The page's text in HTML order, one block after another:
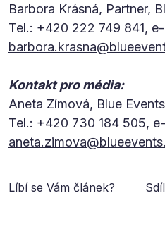
Barbora Krásná, Partner,
Tel.: +420 222 749 841,
Kontakt pro média:
Aneta Zímová, Blue Events
Tel.: +420 730 184 505,
Líbí se Vám článek?